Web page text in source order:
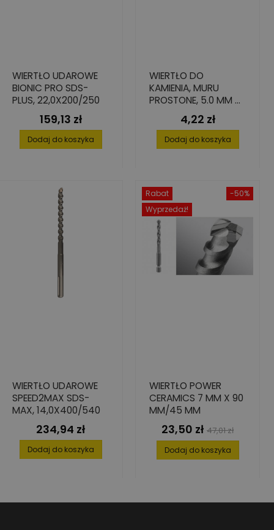
WIERTŁO UDAROWE
BIONIC PRO SDS-
PLUS, 22,0X200/250
Cena
159,13 zł
Dodaj do koszyka
WIERTŁO DO
KAMIENIA, MURU
PROSTONE, 5.0 MM X
50 MM X 95 MM
Cena
4,22 zł
Dodaj do koszyka
WIERTŁO UDAROWE
SPEED2MAX SDS-
MAX, 14,0X400/540
Cena
234,94 zł
Dodaj do koszyka
-50%
Rabat
Wyprzedaż!
WIERTŁO POWER
CERAMICS 7 MM X 90
MM/45 MM
Cena
23,50 zł Cena
podstawowa
47,01 zł
Dodaj do koszyka